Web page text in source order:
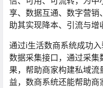
享、数据互通、数字营销
助其实现降本、引流与增
通过i生活数商系统成功
数据采集接口，通过采集
果，帮助商家构建私域
益，数商系统还能帮助